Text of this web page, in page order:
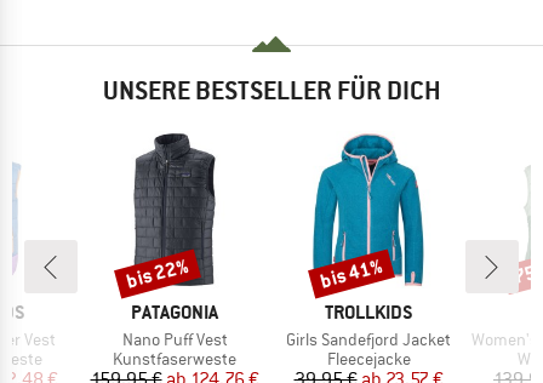
UNSERE BESTSELLER FÜR DICH
Vest
Preis
MARKE
PATAGONIA
Artikel
Nano Puff Vest
Produktgruppe
Kunstfaserweste
Preis
reduzierter Preis
Rabatt
bis 22%
MARKE
TROLLKIDS
Artikel
Girls Sandefjord Jacket
Produktgruppe
Fleecejacke
Preis
reduzierter Preis
Rabatt
bis 41%
Artikel
Women's